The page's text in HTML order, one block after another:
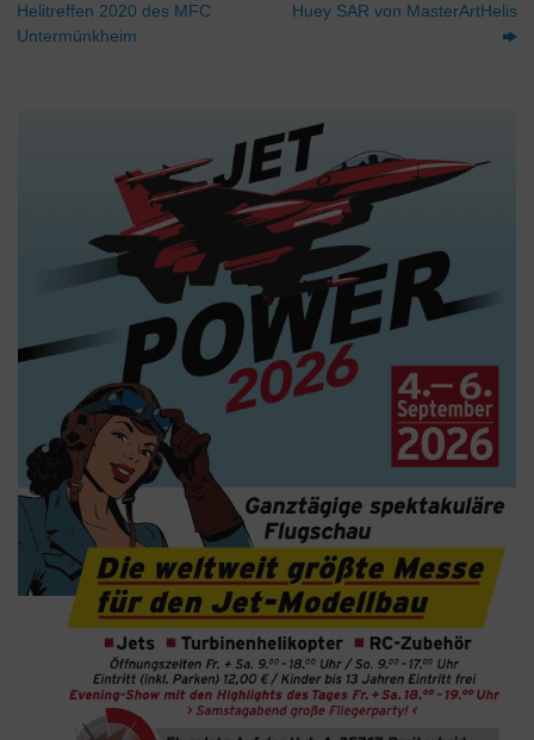
Helitreffen 2020 des MFC
Untermünkheim
Huey SAR von MasterArtHelis